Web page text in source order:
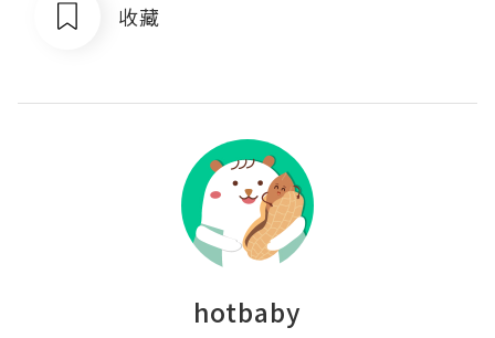
收藏
hotbaby